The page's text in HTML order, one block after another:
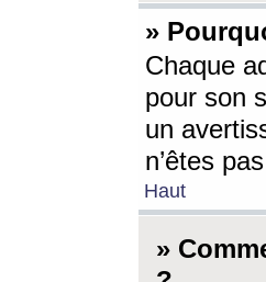
»
Chaque
pour son
un
n’êtes
Haut
»